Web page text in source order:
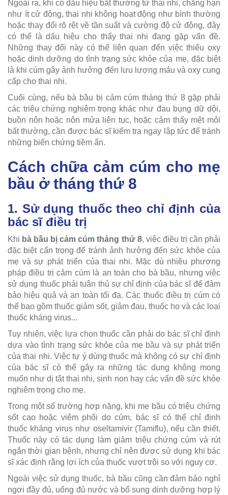
Ngoài ra, khi có dấu hiệu bất thường từ thai nhi, chẳng hạn
như ít cử động, thai nhi không hoạt động như bình thường
hoặc thay đổi rõ rệt về tần suất và cường độ cử động, đây
có thể là dấu hiệu cho thấy thai nhi đang gặp vấn đề.
Những thay đổi này có thể liên quan đến việc thiếu oxy
hoặc dinh dưỡng do tình trạng sức khỏe của mẹ, đặc biệt
là khi cúm gây ảnh hưởng đến lưu lượng máu và oxy cung
cấp cho thai nhi.
Cuối cùng, nếu bà bầu bị cảm cúm tháng thứ 8 gặp phải
các triệu chứng nghiêm trọng khác như đau bụng dữ dội,
buồn nôn hoặc nôn mửa liên tục, hoặc cảm thấy mệt mỏi
bất thường, cần được bác sĩ kiểm tra ngay lập tức để tránh
những biến chứng tiềm ẩn.
Cách chữa cảm cúm cho mẹ
bầu ở tháng thứ 8
1. Sử dụng thuốc theo chỉ định của
bác sĩ điều trị
Khi bà bầu bị cảm cúm tháng thứ 8, việc điều trị cần phải
đặc biệt cẩn trọng để tránh ảnh hưởng đến sức khỏe của
mẹ và sự phát triển của thai nhi. Mặc dù nhiều phương
pháp điều trị cảm cúm là an toàn cho bà bầu, nhưng việc
sử dụng thuốc phải tuân thủ sự chỉ định của bác sĩ để đảm
bảo hiệu quả và an toàn tối đa. Các thuốc điều trị cúm có
thể bao gồm thuốc giảm sốt, giảm đau, thuốc ho và các loại
thuốc kháng virus...
Tuy nhiên, việc lựa chọn thuốc cần phải do bác sĩ chỉ định
dựa vào tình trạng sức khỏe của mẹ bầu và sự phát triển
của thai nhi. Việc tự ý dùng thuốc mà không có sự chỉ định
của bác sĩ có thể gây ra những tác dụng không mong
muốn như dị tật thai nhi, sinh non hay các vấn đề sức khỏe
nghiêm trọng cho mẹ.
Trong một số trường hợp nặng, khi mẹ bầu có triệu chứng
sốt cao hoặc viêm phổi do cúm, bác sĩ có thể chỉ định
thuốc kháng virus như oseltamivir (Tamiflu), nếu cần thiết.
Thuốc này có tác dụng làm giảm triệu chứng cúm và rút
ngắn thời gian bệnh, nhưng chỉ nên được sử dụng khi bác
sĩ xác định rằng lợi ích của thuốc vượt trội so với nguy cơ.
Ngoài việc sử dụng thuốc, bà bầu cũng cần đảm bảo nghỉ
ngơi đầy đủ, uống đủ nước và bổ sung dinh dưỡng hợp lý